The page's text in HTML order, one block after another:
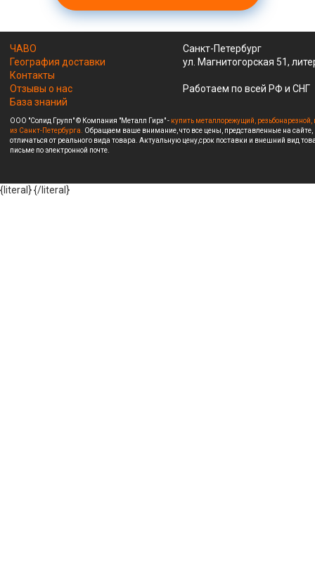
ЧАВО
География доставки
Контакты
Отзывы о нас
База знаний
Санкт-Петербург
ул. Магнитогорская 51,
Работаем по всей РФ и СНГ
ООО "Солид Групп" © Компания "Металл Гирз" - купить металлорежущий,
из Санкт-Петербурга. Обращаем ваше внимание, что все цены, представленные на
отличаться от реального вида товара. Актуальную цену,срок поставки и внешний вид
письме по электронной почте.
{literal}{/literal}